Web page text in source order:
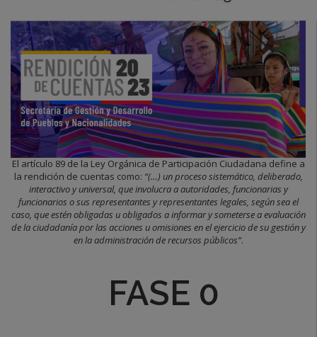
El artículo 89 de la Ley Orgánica de Participación Ciudadana define a
la rendición de cuentas como: “(…) un proceso sistemático, deliberado,
interactivo y universal, que involucra a autoridades, funcionarias y
funcionarios o sus representantes y representantes legales, según sea el
caso, que estén obligadas u obligados a informar y someterse a evaluación
de la ciudadanía por las acciones u omisiones en el ejercicio de su gestión y
en la administración de recursos públicos”.
FASE 0